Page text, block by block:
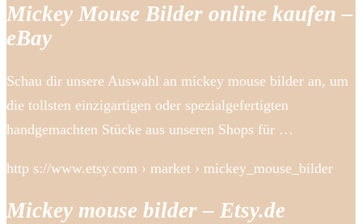
Mickey Mouse Bilder online kaufen –
eBay
Schau dir unsere Auswahl an mickey mouse bilder an, um
die tollsten einzigartigen oder spezialgefertigten
handgemachten Stücke aus unseren Shops für …
http s://www.etsy.com › market › mickey_mouse_bilder
Mickey mouse bilder – Etsy.de